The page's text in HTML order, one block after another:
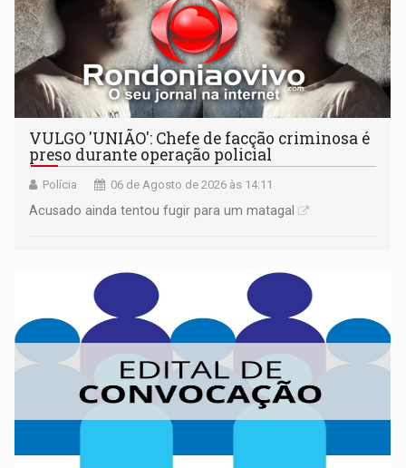
VULGO 'UNIÃO': Chefe de facção criminosa é
preso durante operação policial
Polícia 06 de Agosto de 2026 às 14:11
Acusado ainda tentou fugir para um matagal